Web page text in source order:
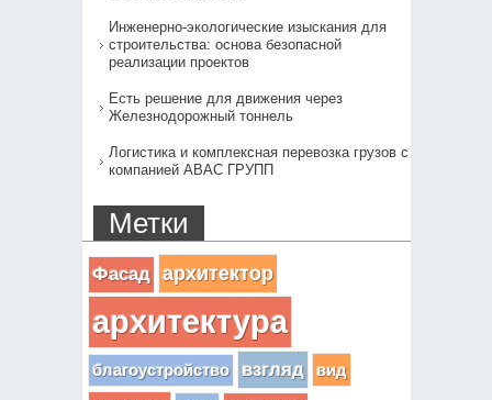
Инженерно-экологические изыскания для
строительства: основа безопасной
реализации проектов
Есть решение для движения через
Железнодорожный тоннель
Логистика и комплексная перевозка грузов с
компанией АВАС ГРУПП
Метки
Фасад архитектор
архитектура
благоустройство взгляд вид